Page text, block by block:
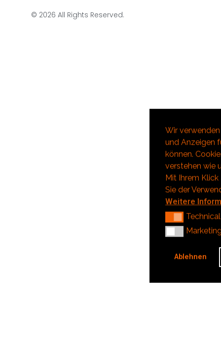
© 2026 All Rights Reserved.
Wir
und Anzeigen
können.
verstehen wie
Mit Ihrem
Sie der
Weitere
TechnicalTechnical
Marketing
Ablehnen